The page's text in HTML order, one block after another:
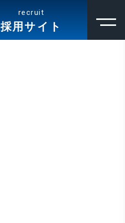
recruit
採用サイト